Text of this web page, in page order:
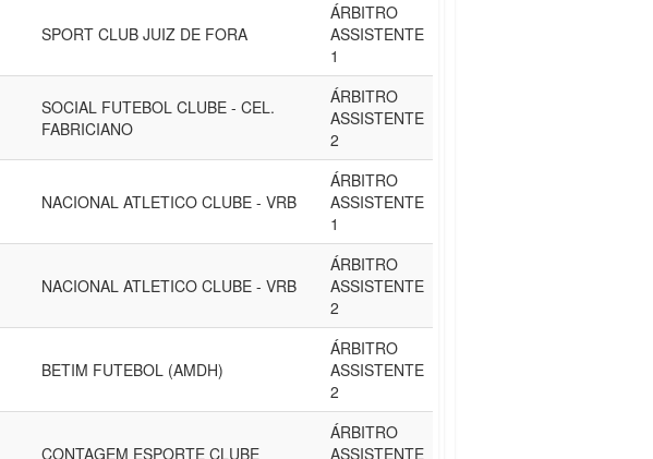
SPORT CLUB JUIZ DE FORA
ÁRBITRO
ASSISTENTE
1
SOCIAL FUTEBOL CLUBE - CEL.
FABRICIANO
ÁRBITRO
ASSISTENTE
2
NACIONAL ATLETICO CLUBE - VRB
ÁRBITRO
ASSISTENTE
1
NACIONAL ATLETICO CLUBE - VRB
ÁRBITRO
ASSISTENTE
2
BETIM FUTEBOL (AMDH)
ÁRBITRO
ASSISTENTE
2
CONTAGEM ESPORTE CLUBE
ÁRBITRO
ASSISTENTE